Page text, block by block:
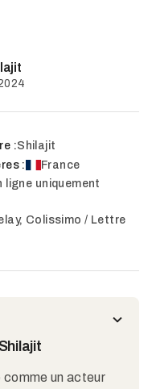
:Shilajit
:
France
ligne uniquement
Colissimo / Lettre
comme un acteur